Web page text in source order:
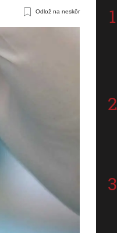
Odlož na neskôr